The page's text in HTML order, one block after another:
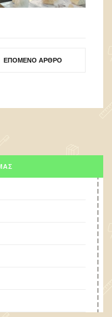
ΕΠΌΜΕΝΟ ΆΡΘΡΟ